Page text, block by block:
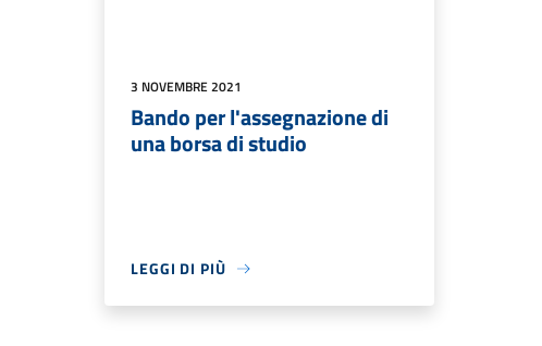
3 NOVEMBRE 2021
Bando per l'assegnazione di
una borsa di studio
LEGGI DI PIÙ